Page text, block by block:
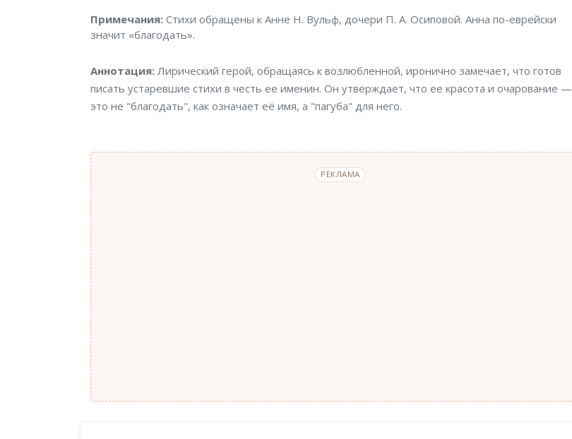
Примечания
Примечания:Стихи обращены к Анне Н. Вульф, дочери П. А. Осиповой. Анна по-еврейски
значит «благодать».
Аннотация
Аннотация: Лирический герой, обращаясь к возлюбленной, иронично замечает, что готов
писать устаревшие стихи в честь ее именин. Он утверждает, что ее красота и очарование —
это не "благодать", как означает её имя, а "пагуба" для него.
РЕКЛАМА